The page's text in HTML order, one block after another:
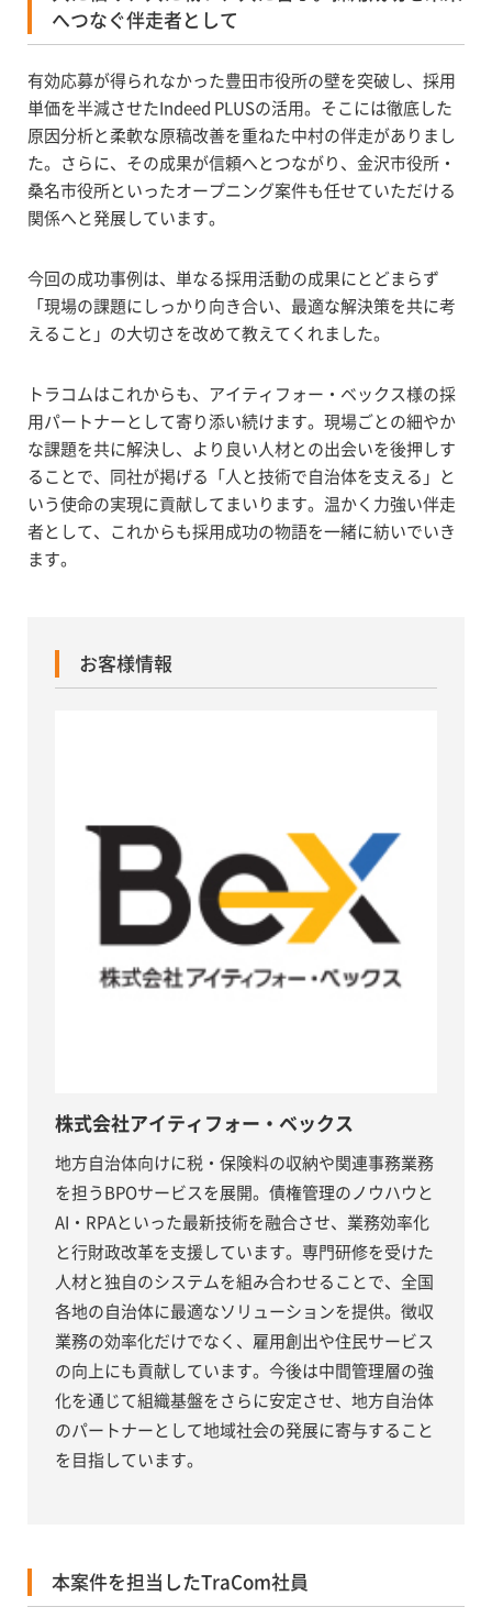
へつなぐ伴走者として
有効応募が得られなかった豊田市役所の壁を突破し、採用
単価を半減させたIndeed PLUSの活用。そこには徹底した
原因分析と柔軟な原稿改善を重ねた中村の伴走がありまし
た。さらに、その成果が信頼へとつながり、金沢市役所・
桑名市役所といったオープニング案件も任せていただける
関係へと発展しています。
今回の成功事例は、単なる採用活動の成果にとどまらず
「現場の課題にしっかり向き合い、最適な解決策を共に考
えること」の大切さを改めて教えてくれました。
トラコムはこれからも、アイティフォー・ベックス様の採
用パートナーとして寄り添い続けます。現場ごとの細やか
な課題を共に解決し、より良い人材との出会いを後押しす
ることで、同社が掲げる「人と技術で自治体を支える」と
いう使命の実現に貢献してまいります。温かく力強い伴走
者として、これからも採用成功の物語を一緒に紡いでいき
ます。
お客様情報
株式会社アイティフォー・ベックス
地方自治体向けに税・保険料の収納や関連事務業務
を担うBPOサービスを展開。債権管理のノウハウと
AI・RPAといった最新技術を融合させ、業務効率化
と行財政改革を支援しています。専門研修を受けた
人材と独自のシステムを組み合わせることで、全国
各地の自治体に最適なソリューションを提供。徴収
業務の効率化だけでなく、雇用創出や住民サービス
の向上にも貢献しています。今後は中間管理層の強
化を通じて組織基盤をさらに安定させ、地方自治体
のパートナーとして地域社会の発展に寄与すること
を目指しています。
本案件を担当したTraCom社員